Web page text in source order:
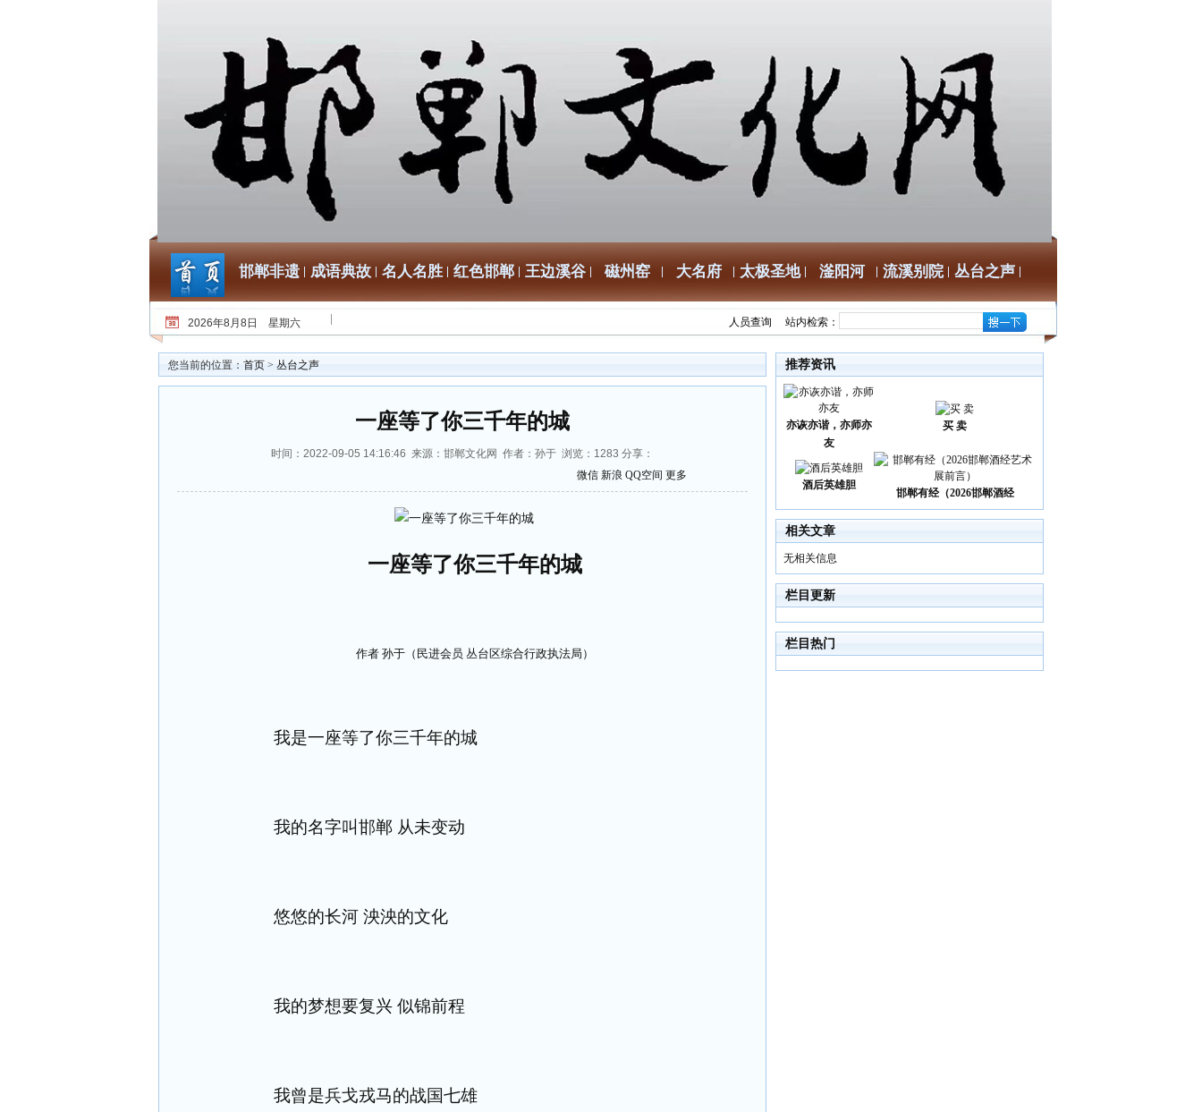
邯郸非遗 成语典故 名人名胜 红色邯郸 王边溪谷 磁州窑 大名府 太极圣地 滏阳河 流溪别院 丛台之声
2026年8月8日 星期六 人员查询 站内检索：
您当前的位置： 首页 > 丛台之声
一座等了你三千年的城
时间：2022-09-05 14:16:46 来源：邯郸文化网 作者：孙于 浏览： 1283 分享：
微信 新浪 QQ空间 更多
一座等了你三千年的城
作者 孙于（民进会员 丛台区综合行政执法局）
我是一座等了你三千年的城
我的名字叫邯郸 从未变动
悠悠的长河 泱泱的文化
我的梦想要复兴 似锦前程
我曾是兵戈戎马的战国七雄
推荐资讯
亦诙亦谐，亦师亦
友
买 卖
酒后英雄胆
邯郸有经（2026邯郸酒经
相关文章
无相关信息
栏目更新
栏目热门